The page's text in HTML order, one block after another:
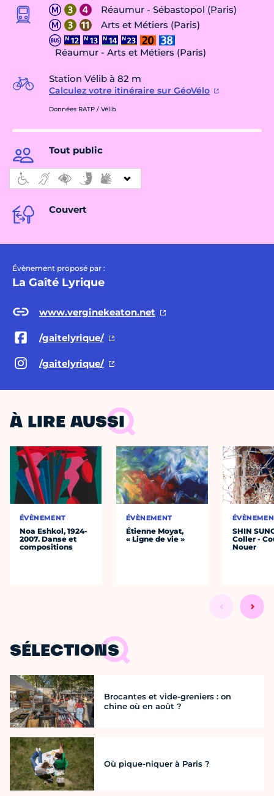
Réaumur - Sébastopol (Paris)
Arts et Métiers (Paris)
Réaumur - Arts et Métiers (Paris)
Station Vélib à 82 m
Calculez votre itinéraire sur GéoVélo
Données RATP / Vélib
Tout public
Couvert
Évènement proposé par :
La Gaîté Lyrique
www.verginekeaton.net
/gaitelyrique/
/gaitelyrique/
À LIRE AUSSI
ÉVÈNEMENT
Noa Eshkol, 1924-
2007. Danse et
compositions
ÉVÈNEMENT
Étienne Moyat,
« Ligne de vie »
SHIN
Coller -
Nouer
SÉLECTIONS
Brocantes et vide-greniers : on
chine où en août ?
Où pique-niquer à Paris ?